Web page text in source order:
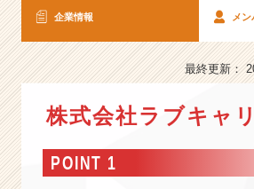
＃
総
合
企業情報 メン
最終更新：
株式会社ラブキャ
POINT 1